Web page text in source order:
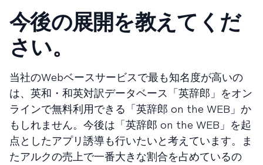
今後の展開を教えてくだ
さい。
当社のWebベースサービスで最も知名度が高いの
は、英和・和英対訳データベース「英辞郎」をオン
ラインで無料利用できる「英辞郎 on the WEB」か
もしれません。今後は「英辞郎 on the WEB」を起
点としたアプリ誘導も行いたいと考えています。ま
たアルクの売上で一番大きな割合を占めているの